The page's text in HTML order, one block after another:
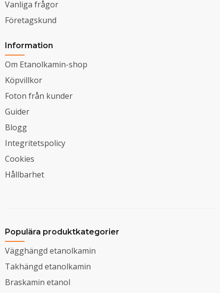
Vanliga frågor
Företagskund
Information
Om Etanolkamin-shop
Köpvillkor
Foton från kunder
Guider
Blogg
Integritetspolicy
Cookies
Hållbarhet
Populära produktkategorier
Vägghängd etanolkamin
Takhängd etanolkamin
Braskamin etanol